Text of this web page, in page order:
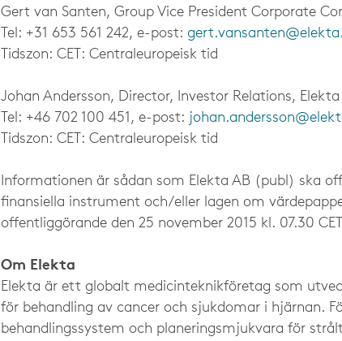
Gert van Santen, Group Vice President Corporate
Tel: +31 653 561 242, e-post:
Tidszon: CET: Centraleuropeisk tid
Johan Andersson, Director, Investor Relations, Elekta
Tel: +46 702 100 451, e-post:
Tidszon: CET: Centraleuropeisk tid
Informationen är sådan som Elekta AB (publ) ska
finansiella instrument och/eller lagen om
offentliggörande den 25 november 2015 kl. 07.30
Om Elekta
Elekta är ett globalt medicinteknikföretag som
för behandling av cancer och sjukdomar i hjärnan.
behandlingssystem och planeringsmjukvara för